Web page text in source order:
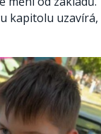
kapitolu uzavírá,